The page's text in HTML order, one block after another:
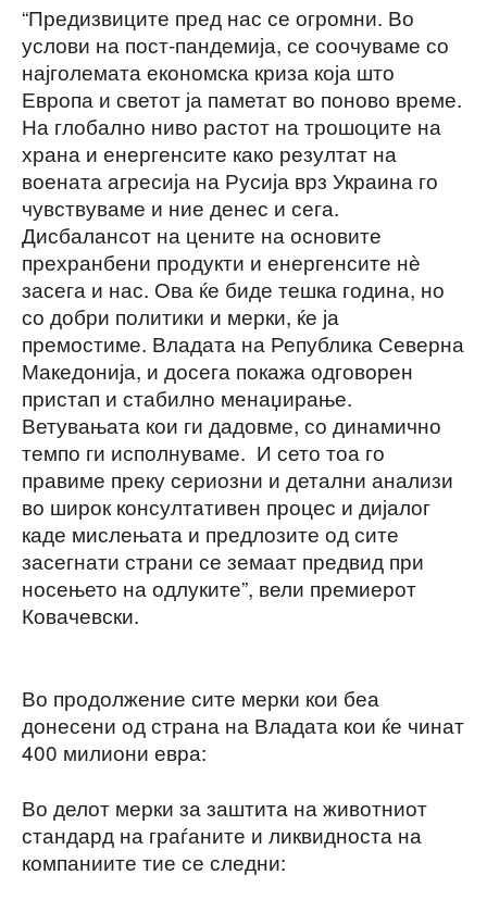
“Предизвиците пред нас се огромни. Во
услови на пост-пандемија, се соочуваме со
најголемата економска криза која што
Европа и светот ја паметат во поново време.
На глобално ниво растот на трошоците на
храна и енергенсите како резултат на
воената агресија на Русија врз Украина го
чувствуваме и ние денес и сега.
Дисбалансот на цените на основите
прехранбени продукти и енергенсите нѐ
засега и нас. Ова ќе биде тешка година, но
со добри политики и мерки, ќе ја
премостиме. Владата на Република Северна
Македонија, и досега покажа одговорен
пристап и стабилно менаџирање.
Ветувањата кои ги дадовме, со динамично
темпо ги исполнуваме. И сето тоа го
правиме преку сериозни и детални анализи
во широк консултативен процес и дијалог
каде мислењата и предлозите од сите
засегнати страни се земаат предвид при
носењето на одлуките”, вели премиерот
Ковачевски.
Во продолжение сите мерки кои беа
донесени од страна на Владата кои ќе чинат
400 милиони евра:
Во делот мерки за заштита на животниот
стандард на граѓаните и ликвидноста на
компаниите тие се следни: